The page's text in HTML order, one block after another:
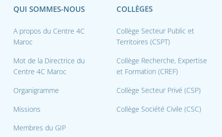
QUI SOMMES-NOUS
A propos du Centre 4C
Maroc
Mot de la Directrice du
Centre 4C Maroc
Organigramme
Missions
Membres du GIP
COLLÈGES
Collège Secteur Public et
Territoires (CSPT)
Collège Recherche, Expertise
et Formation (CREF)
Collège Secteur Privé (CSP)
Collège Société Civile (CSC)